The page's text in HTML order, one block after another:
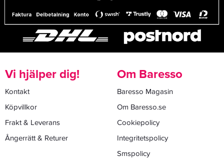
Vi hjälper dig!
Kontakt
Köpvillkor
Frakt & Leverans
Ångerrätt & Returer
Om Baresso
Baresso Magasin
Om Baresso.se
Cookiepolicy
Integritetspolicy
Smspolicy